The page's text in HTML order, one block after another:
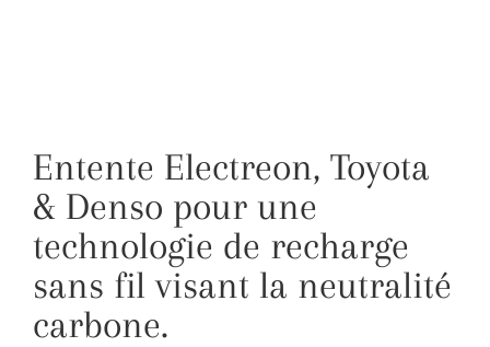
Entente Electreon, Toyota
& Denso pour une
technologie de recharge
sans fil visant la neutralité
carbone.